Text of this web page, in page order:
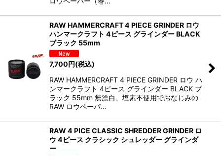
RAW HAMMERCRAFT 4 PIECE GRINDER ロウ
ハンマークラフト 4ピース グラインダー BLACK
ブラック 55mm
7,700 円(税込)
RAW HAMMERCRAFT 4 PIECE GRINDER ロウ ハ
ンマークラフト 4ピース グラインダー BLACK ブ
ラック 55mm 無漂白、塩素不使用でおなじみの
RAW ロウペーパ…
RAW 4 PICE CLASSIC SHREDDER GRINDER ロ
ウ 4ピース クラシック シュレッダー グラインダ
ー